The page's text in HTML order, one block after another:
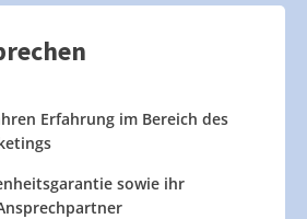
Erfahrung im Bereich des
sowie ihr